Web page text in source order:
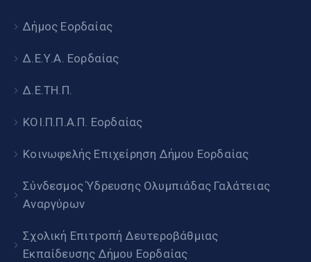
Δήμος Εορδαίας
Δ.Ε.Υ.Α. Εορδαίας
Δ.Ε.ΤΗ.Π.
ΚΟΙ.Π.Π.Α.Π. Εορδαίας
Κοινωφελής Επιχείρηση Δήμου Εορδαίας
Σύνδεσμος Ύδρευσης Ολυμπιάδας Γαλάτειας
Αναργύρων
Σχολική Επιτροπή Δευτεροβάθμιας
Εκπαίδευσης Δήμου Εορδαίας